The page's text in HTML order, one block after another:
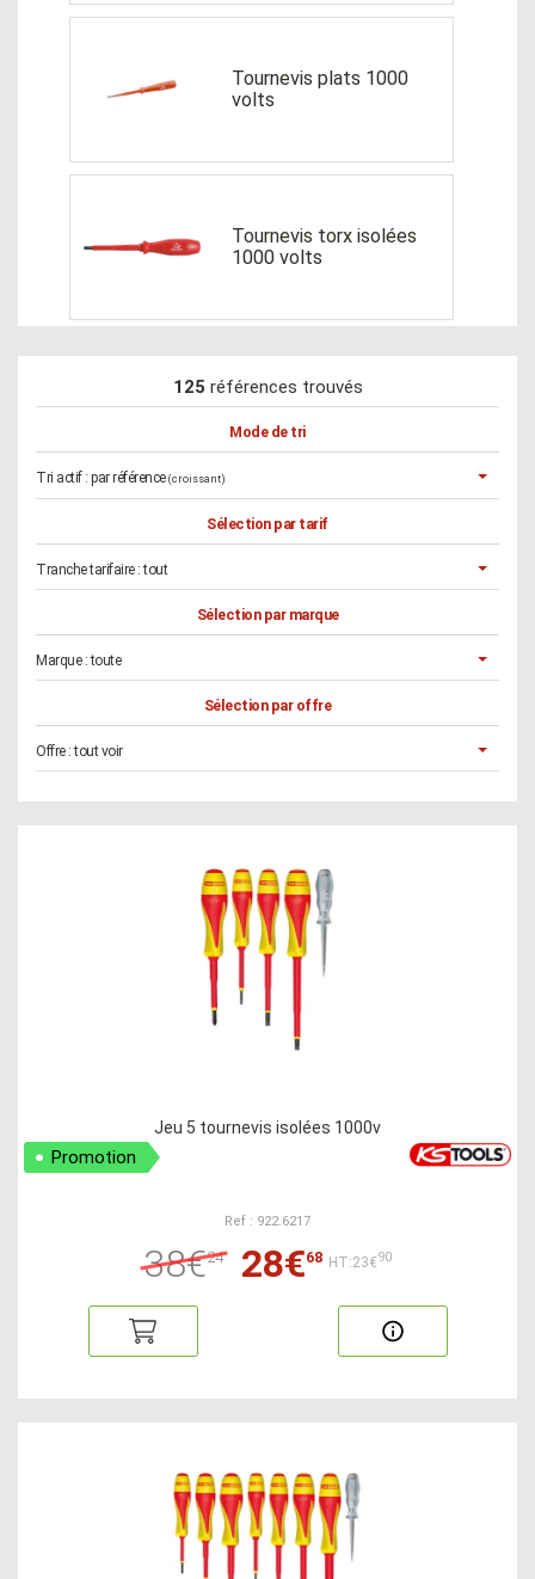
Tournevis plats 1000
volts
Tournevis torx isolées
1000 volts
125 références trouvés
Mode de tri
Tri actif : par référence (croissant)
Sélection par tarif
Tranche tarifaire :tout
Sélection par marque
Marque :toute
Sélection par offre
Offre :tout voir
Jeu 5 tournevis isolées 1000v
Promotion
Ref : 922.6217
38€24 28€68 HT:23€90